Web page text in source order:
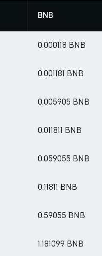
BNB
0.000118 BNB
0.001181 BNB
0.005905 BNB
0.011811 BNB
0.059055 BNB
0.11811 BNB
0.59055 BNB
1.181099 BNB